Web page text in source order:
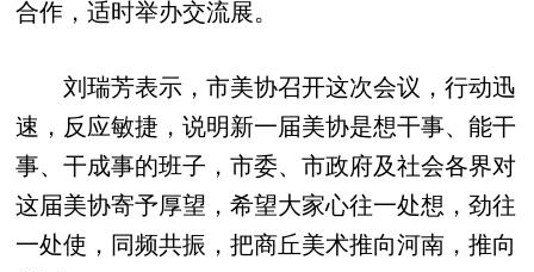
合作，适时举办交流展。
刘瑞芳表示，市美协召开这次会议，行动迅
速，反应敏捷，说明新一届美协是想干事、能干
事、干成事的班子，市委、市政府及社会各界对
这届美协寄予厚望，希望大家心往一处想，劲往
一处使，同频共振，把商丘美术推向河南，推向